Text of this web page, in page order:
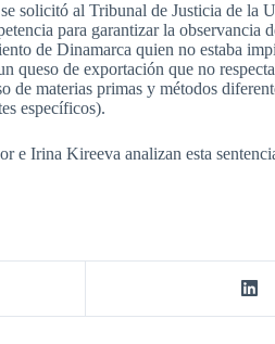
solicitó al Tribunal de Justicia de la
para garantizar la observancia
de Dinamarca quien no estaba
queso de exportación que no
materias primas y métodos
específicos).
e Irina Kireeva analizan esta